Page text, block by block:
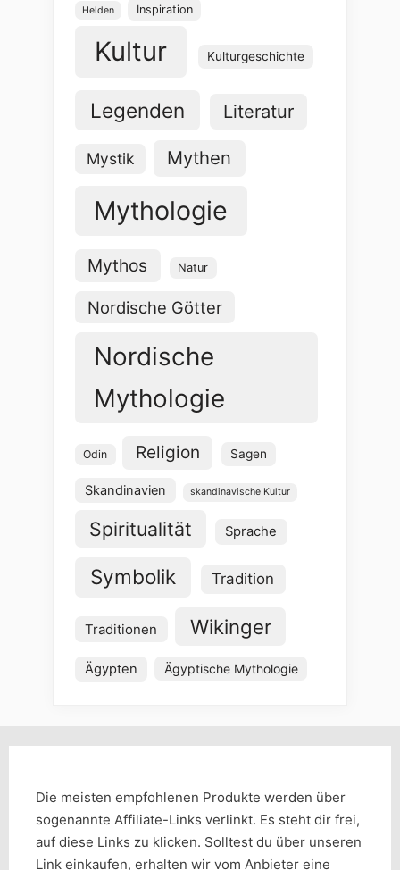
Helden Inspiration
Kultur Kulturgeschichte
Legenden Literatur
Mystik Mythen
Mythologie
Mythos Natur
Nordische Götter
Nordische
Mythologie
Odin Religion Sagen
Skandinavien skandinavische Kultur
Spiritualität Sprache
Symbolik Tradition
Traditionen Wikinger
Ägypten Ägyptische Mythologie
Die meisten empfohlenen Produkte werden über
sogenannte Affiliate-Links verlinkt. Es steht dir frei,
auf diese Links zu klicken. Solltest du über unseren
Link einkaufen, erhalten wir vom Anbieter eine